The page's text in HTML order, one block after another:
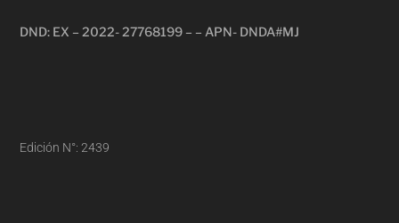
DND: EX – 2022- 27768199 – – APN- DNDA#MJ
Edición N°: 2439